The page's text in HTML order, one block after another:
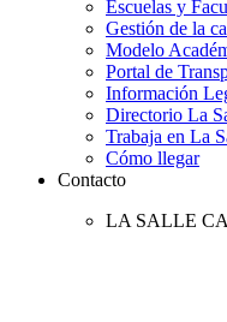
Escuelas y
Gestión de la
Modelo
Portal de
Información
Directorio La
Trabaja en La
Cómo llegar
Contacto
LA SALLE